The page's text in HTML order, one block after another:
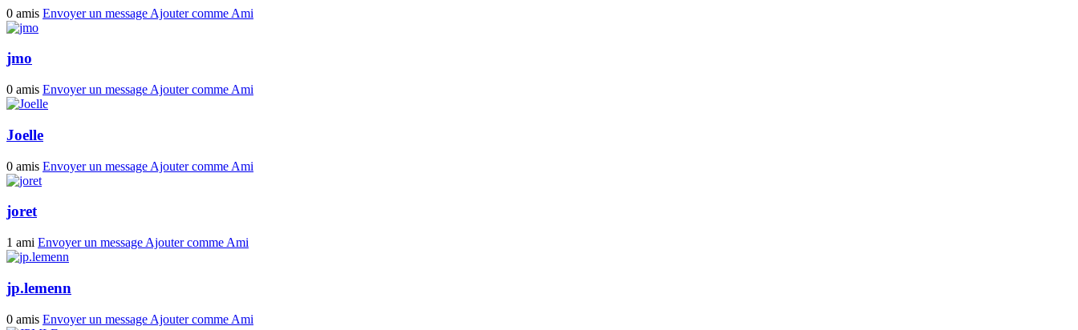
0 amis Envoyer un message Ajouter comme Ami
jmo
0 amis Envoyer un message Ajouter comme Ami
Joelle
0 amis Envoyer un message Ajouter comme Ami
joret
1 ami Envoyer un message Ajouter comme Ami
jp.lemenn
0 amis Envoyer un message Ajouter comme Ami